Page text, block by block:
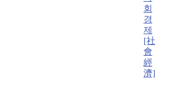
회
경
제
[社
會
經
濟]